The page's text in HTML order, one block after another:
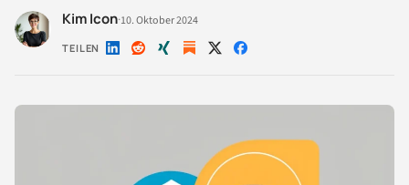
Kim Icon·10. Oktober 2024
TEILEN Auf Auf Auf Auf Auf